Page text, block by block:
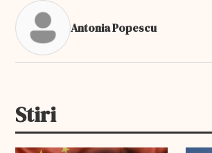
Antonia Popescu
Stiri